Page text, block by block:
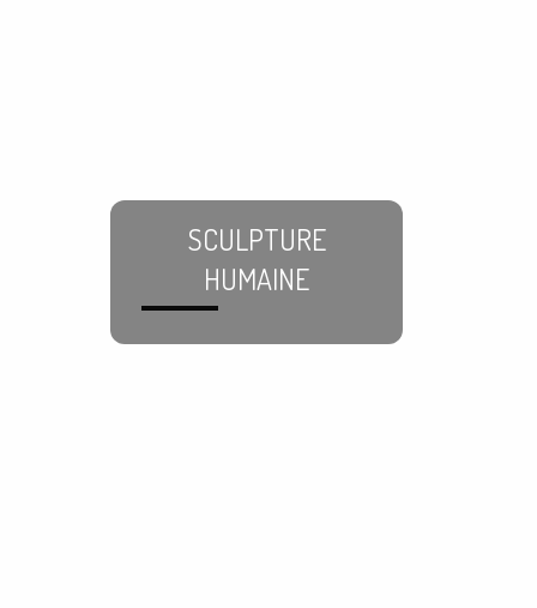
SCULPTURE
HUMAINE